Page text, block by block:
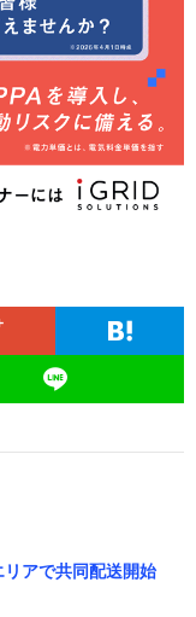
アで共同配送開始